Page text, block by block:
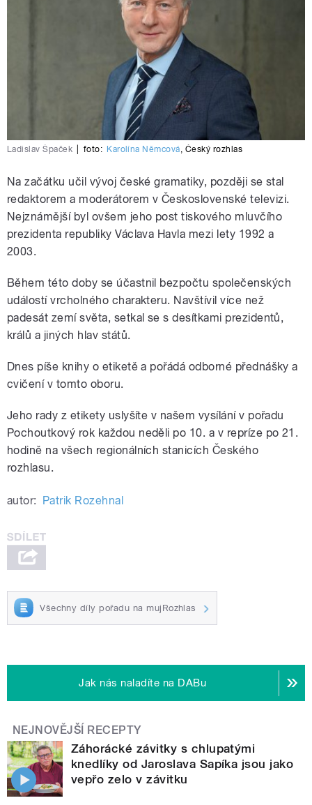
Ladislav Špaček foto: Karolína Němcová, Český rozhlas
Na začátku učil vývoj české gramatiky, později se stal
redaktorem a moderátorem v Československé televizi.
Nejznámější byl ovšem jeho post tiskového mluvčího
prezidenta republiky Václava Havla mezi lety 1992 a
2003.
Během této doby se účastnil bezpočtu společenských
událostí vrcholného charakteru. Navštívil více než
padesát zemí světa, setkal se s desítkami prezidentů,
králů a jiných hlav států.
Dnes píše knihy o etiketě a pořádá odborné přednášky a
cvičení v tomto oboru.
Jeho rady z etikety uslyšíte v našem vysílání v pořadu
Pochoutkový rok každou neděli po 10. a v repríze po 21.
hodině na všech regionálních stanicích Českého
rozhlasu.
autor: Patrik Rozehnal
Všechny díly pořadu na mujRozhlas
Jak nás naladíte na DABu
NEJNOVĚJŠÍ RECEPTY
Záhorácké závitky s chlupatými
knedlíky od Jaroslava Sapíka jsou jako
vepřo zelo v závitku